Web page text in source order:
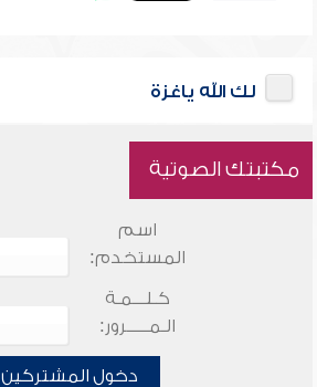
لك الله ياغزة
مكتبتك الصوتية
اسم
المستخدم:
كـلـــمـة
الـمـــــرور:
دخول المشتركين